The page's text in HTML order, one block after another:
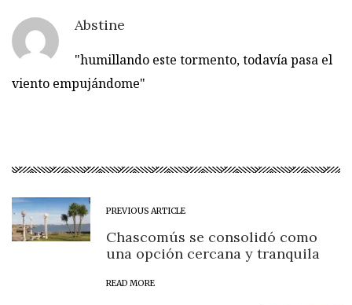
Abstine
"humillando este tormento, todavía pasa el
viento empujándome"
PREVIOUS ARTICLE
Chascomús se consolidó como
una opción cercana y tranquila
READ MORE